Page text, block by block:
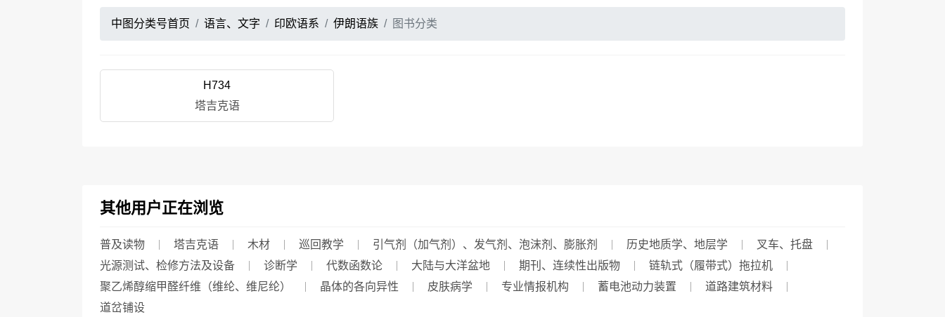
中图分类号首页 语言、文字 印欧语系 伊朗语族 图书分类
H734
塔吉克语
其他用户正在浏览
普及读物 塔吉克语 木材 巡回教学 引气剂（加气剂）、发气剂、泡沫剂、膨胀剂 历史地质学、地层学
叉车、托盘
光源测试、检修方法及设备
诊断学 代数函数论 大陆与大洋盆地 期刊、连续性出版物
链轨式（履带式）拖拉机
聚乙烯醇缩甲醛纤维（维纶、维尼纶）
晶体的各向异性 皮肤病学 专业情报机构 蓄电池动力装置
道路建筑材料
道岔铺设